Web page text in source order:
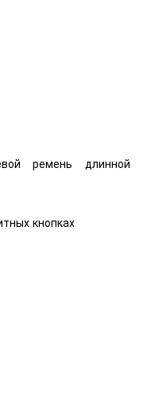
ремень длинной
кнопках